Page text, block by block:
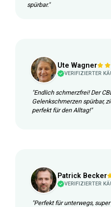
spürbar."
Ute Wagner
VERIFIZIERTER
"Endlich schmerzfrei! Der
Gelenkschmerzen spürbar,
perfekt für den Alltag!"
Patrick Becker
VERIFIZIERTER
"Perfekt für unterwegs,